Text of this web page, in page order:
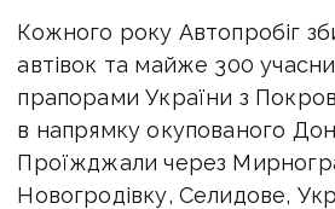
Кожного року Автопробіг
автівок та майже 300
прапорами України з
в напрямку окупованого
Проїжджали через
Новогродівку, Селидове,